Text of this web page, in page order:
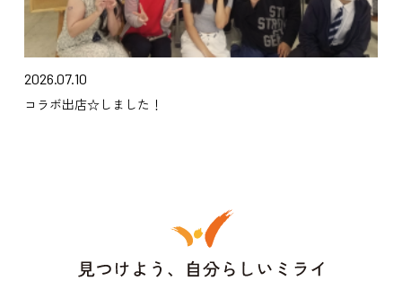
2026.07.10
コラボ出店☆しました！